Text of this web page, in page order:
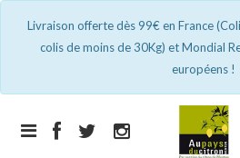
Livraison offerte dès 99€ en France
colis de moins de 30Kg) et Mondial
européens !